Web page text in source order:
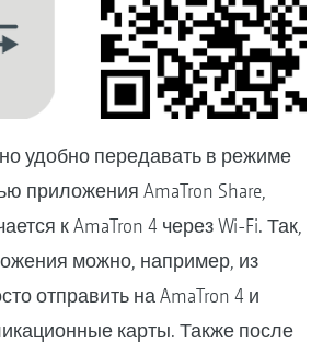
удобно передавать в режиме
приложения AmaTron Share,
к AmaTron 4 через Wi-Fi. Так,
можно, например, из
отправить на AmaTron 4 и
карты. Также после